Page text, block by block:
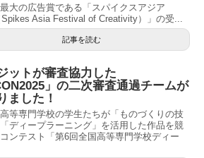
大の広告賞である「スパイクスアジア
Spikes Asia Festival of Creativity）」の受...
記事を読む
ットが審査協力した
」の二次審査通過チームが
ました！
等専門学校の学生たちが「ものづくりの技
ディープラーニング」を活用した作品を競
ンテスト「第6回全国高等専門学校ディー